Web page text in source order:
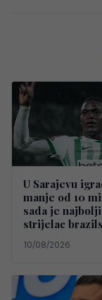
U Sarajevu
manje od 10
sada je najbolji
strijelac
10/08/2026